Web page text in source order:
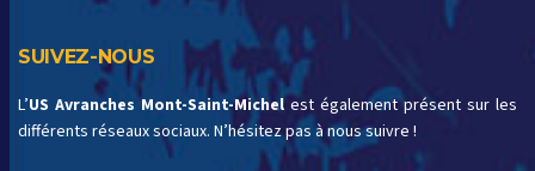
SUIVEZ-NOUS
L’US Avranches Mont-Saint-Michel est également présent sur les
différents réseaux sociaux. N’hésitez pas à nous suivre !